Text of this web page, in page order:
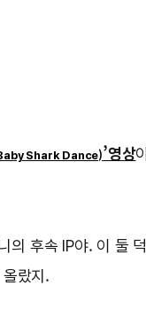
Shark Dance)’영상
후속 IP야. 이 둘
랐지.